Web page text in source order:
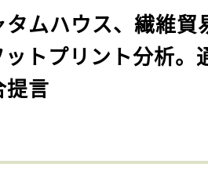
タムハウス、繊維貿
トプリント分析。
提言